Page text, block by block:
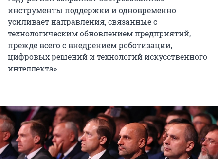
инструменты поддержки и одновременно
усиливает направления, связанные с
технологическим обновлением предприятий,
прежде всего с внедрением роботизации,
цифровых решений и технологий искусственного
интеллекта».